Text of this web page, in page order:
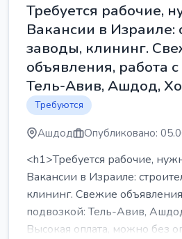
Требуется рабочие,
Вакансии в Израиле:
заводы, клининг.
объявления, работа
Тель-Авив, Ашдод,
Требуются
Ашдод Опубликовано:
<h1>Требуется рабочие,
Вакансии в Израиле:
клининг. Свежие
подвозкой: Тель-Авив,
Высокая оплата, можно без